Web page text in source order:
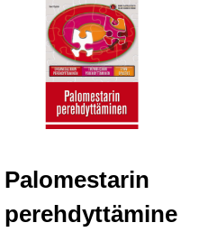
Palomestarin
perehdyttämine